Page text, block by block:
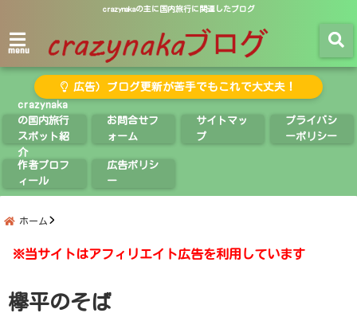
crazynakaの主に国内旅行に関連したブログ
menu
広告）ブログ更新が苦手でもこれで大丈夫！
crazynaka
の国内旅行
スポット紹
介
お問合せフ
ォーム
サイトマッ
プ
プライバシ
ーポリシー
作者プロフ
ィール
広告ポリシ
ー
ホーム
※当サイトはアフィリエイト広告を利用しています
欅平のそば